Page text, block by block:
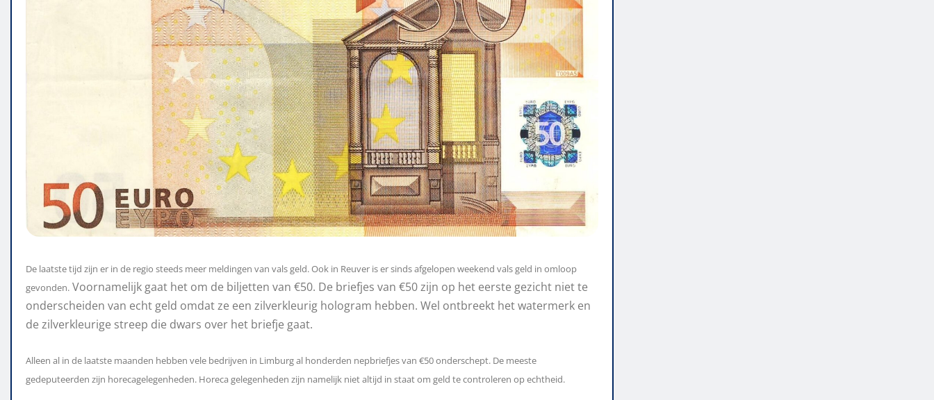
De laatste tijd zijn er in de regio steeds meer meldingen van vals geld. Ook in Reuver is er sinds afgelopen weekend vals geld in omloop
gevonden. Voornamelijk gaat het om de biljetten van €50. De briefjes van €50 zijn op het eerste gezicht niet te
onderscheiden van echt geld omdat ze een zilverkleurig hologram hebben. Wel ontbreekt het watermerk en
de zilverkleurige streep die dwars over het briefje gaat.
Alleen al in de laatste maanden hebben vele bedrijven in Limburg al honderden nepbriefjes van €50 onderschept. De meeste
gedeputeerden zijn horecagelegenheden. Horeca gelegenheden zijn namelijk niet altijd in staat om geld te controleren op echtheid.